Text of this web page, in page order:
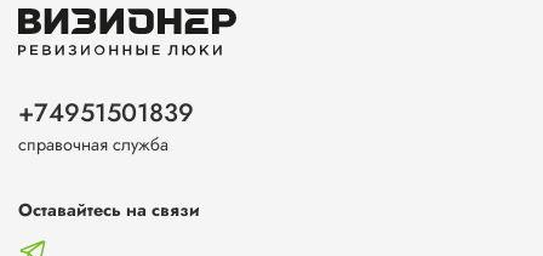
+74951501839
справочная служба
Оставайтесь на связи